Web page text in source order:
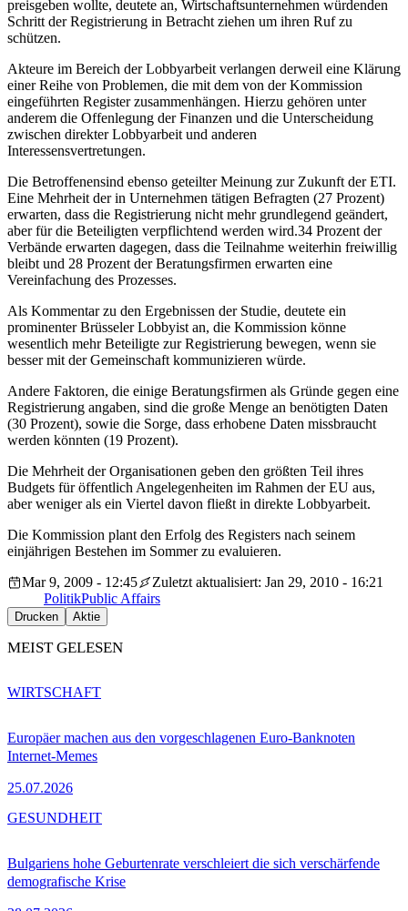
preisgeben wollte, deutete an, Wirtschaftsunternehmen würdenden
Schritt der Registrierung in Betracht ziehen um ihren Ruf zu
schützen.
Akteure im Bereich der Lobbyarbeit verlangen derweil eine Klärung
einer Reihe von Problemen, die mit dem von der Kommission
eingeführten Register zusammenhängen. Hierzu gehören unter
anderem die Offenlegung der Finanzen und die Unterscheidung
zwischen direkter Lobbyarbeit und anderen
Interessensvertretungen.
Die Betroffenensind ebenso geteilter Meinung zur Zukunft der ETI.
Eine Mehrheit der in Unternehmen tätigen Befragten (27 Prozent)
erwarten, dass die Registrierung nicht mehr grundlegend geändert,
aber für die Beteiligten verpflichtend werden wird.34 Prozent der
Verbände erwarten dagegen, dass die Teilnahme weiterhin freiwillig
bleibt und 28 Prozent der Beratungsfirmen erwarten eine
Vereinfachung des Prozesses.
Als Kommentar zu den Ergebnissen der Studie, deutete ein
prominenter Brüsseler Lobbyist an, die Kommission könne
wesentlich mehr Beteiligte zur Registrierung bewegen, wenn sie
besser mit der Gemeinschaft kommunizieren würde.
Andere Faktoren, die einige Beratungsfirmen als Gründe gegen eine
Registrierung angaben, sind die große Menge an benötigten Daten
(30 Prozent), sowie die Sorge, dass erhobene Daten missbraucht
werden könnten (19 Prozent).
Die Mehrheit der Organisationen geben den größten Teil ihres
Budgets für öffentlich Angelegenheiten im Rahmen der EU aus,
aber weniger als ein Viertel davon fließt in direkte Lobbyarbeit.
Die Kommission plant den Erfolg des Registers nach seinem
einjährigen Bestehen im Sommer zu evaluieren.
Mar 9, 2009 - 12:45
Zuletzt aktualisiert: Jan 29, 2010 - 16:21
PolitikPublic Affairs
Drucken Aktie
MEIST GELESEN
Europäer machen aus den vorgeschlagenen Euro-Banknoten
Internet-Memes
25.07.2026
WIRTSCHAFT
Bulgariens hohe Geburtenrate verschleiert die sich verschärfende
demografische Krise
GESUNDHEIT